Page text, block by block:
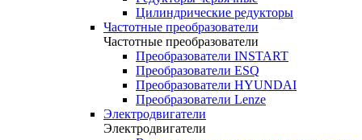
Цилиндрические редукторы
Частотные преобразователи
Частотные преобразователи
Преобразователи INSTART
Преобразователи ESQ
Преобразователи HYUNDAI
Преобразователи Lenze
Электродвигатели
Электродвигатели